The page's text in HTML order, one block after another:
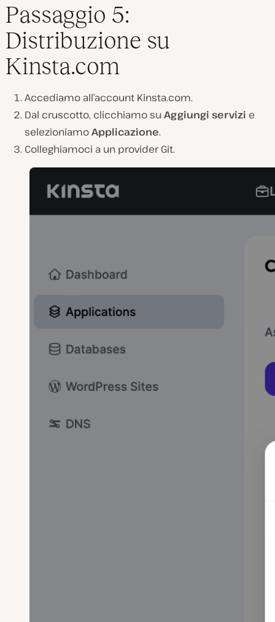
Passaggio 5:
Distribuzione su
Kinsta.com
Accediamo all’account Kinsta.com.
Dal cruscotto, clicchiamo su Aggiungi servizi e
selezioniamoApplicazione.
Colleghiamoci a un provider Git.